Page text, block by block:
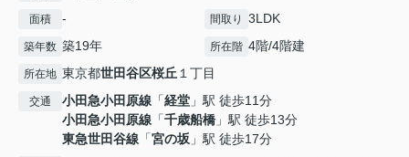
面積 - 間取り 3LDK
築年数 築19年 所在階 4階/4階建
所在地 東京都世田谷区桜丘１丁目
交通 小田急小田原線 「経堂 」駅 徒歩11分
小田急小田原線 「千歳船橋 」駅 徒歩13分
東急世田谷線 「宮の坂 」駅 徒歩17分